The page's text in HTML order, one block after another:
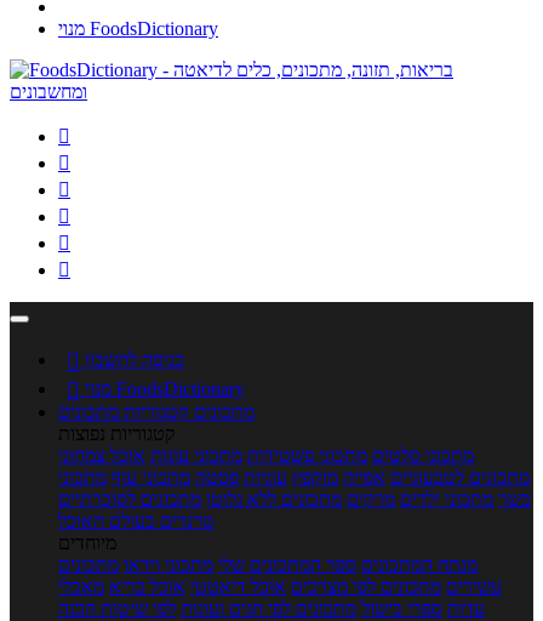
מנוי FoodsDictionary






 כניסה לחשבון

מנוי FoodsDictionary
מתכונים קטגוריות מתכונים
קטגוריות נפוצות
מתכוני סלטים מתכוני פשטידות מתכוני עוגות אוכל צמחוני
מתכונים לטבעוניים אפייה מוקפץ עוגיות פסטה מתכוני עוף מתכוני
בשר מתכוני ילדים מרקים מתכונים ללא גלוטן מתכונים לסוכרתיים
טרנדים בעולם האוכל
מיוחדים
מנתח המתכונים ספר המתכונים שלי מתכוני וידאו מתכונים
עשירים מתכונים לפי מצרכים אוכל דיאטטי אוכל בריא מאכלי
עדות ספרי בישול מתכונים לפי חגים ועונות לפי שיטות הכנה